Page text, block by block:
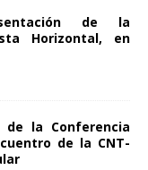
de la
Horizontal, en
de la Conferencia
de la CNT-